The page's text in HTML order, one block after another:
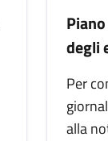
degli
Per
alla